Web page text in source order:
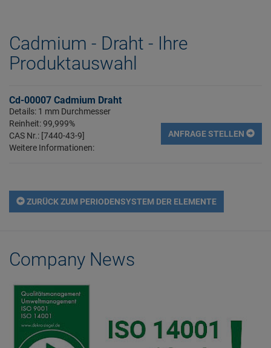
Cadmium - Draht - Ihre
Produktauswahl
Cd-00007 Cadmium Draht
Details: 1 mm Durchmesser
Reinheit: 99,999%
CAS Nr.: [7440-43-9]
Weitere Informationen:
ANFRAGE STELLEN
ZURÜCK ZUM PERIODENSYSTEM DER ELEMENTE
Company News